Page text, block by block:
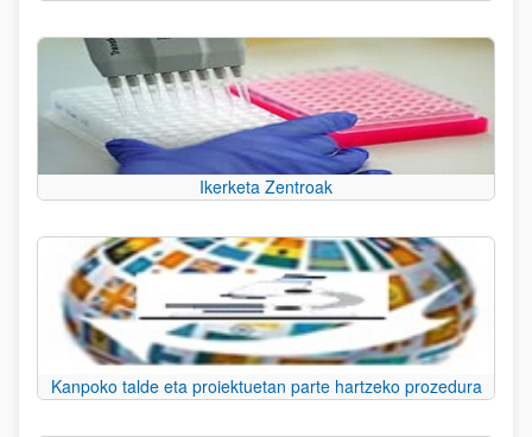
Ikerketa Zentroak
Kanpoko talde eta proiektuetan parte hartzeko prozedura